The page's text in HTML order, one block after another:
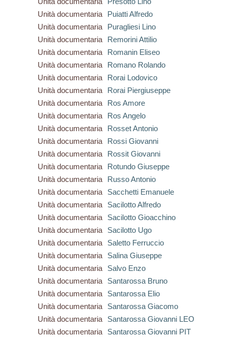
Unità documentaria
Puiatti Alfredo
Unità documentaria
Puragliesi Lino
Unità documentaria
Remorini Attilio
Unità documentaria
Romanin Eliseo
Unità documentaria
Romano Rolando
Unità documentaria
Rorai Lodovico
Unità documentaria
Rorai Piergiuseppe
Unità documentaria
Ros Amore
Unità documentaria
Ros Angelo
Unità documentaria
Rosset Antonio
Unità documentaria
Rossi Giovanni
Unità documentaria
Rossit Giovanni
Unità documentaria
Rotundo Giuseppe
Unità documentaria
Russo Antonio
Unità documentaria
Sacchetti Emanuele
Unità documentaria
Sacilotto Alfredo
Unità documentaria
Sacilotto Gioacchino
Unità documentaria
Sacilotto Ugo
Unità documentaria
Saletto Ferruccio
Unità documentaria
Salina Giuseppe
Unità documentaria
Salvo Enzo
Unità documentaria
Santarossa Bruno
Unità documentaria
Santarossa Elio
Unità documentaria
Santarossa Giacomo
Unità documentaria
Santarossa Giovanni LEO
Unità documentaria
Santarossa Giovanni PIT